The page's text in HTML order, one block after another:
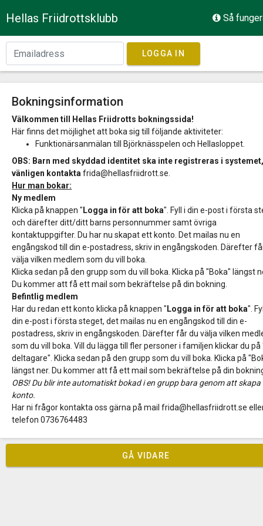
Hellas Friidrottsklubb Så
LOGGA IN
Bokningsinformation
Välkommen till Hellas Friidrotts bokningssida!
Här finns det möjlighet att boka sig till följande aktiviteter:
Funktionärsanmälan till Björknässpelen och Hellasloppet.
OBS: Barn med skyddad identitet ska inte registreras i
vänligen kontakta frida@hellasfriidrott.se.
Hur man bokar:
Ny medlem
Klicka på knappen " Logga in för att boka". Fyll i din e-post i första
och därefter ditt/ditt barns personnummer samt övriga
kontaktuppgifter. Du har nu skapat ett konto. Det mailas nu en
engångskod till din e-postadress, skriv in engångskoden. Därefter
välja vilken medlem som du vill boka.
Klicka sedan på den grupp som du vill boka. Klicka på "Boka" längst
Du kommer att få ett mail som bekräftelse på din bokning.
Befintlig medlem
Har du redan ett konto klicka på knappen " Logga in för att boka".
din e-post i första steget, det mailas nu en engångskod till din e-
postadress, skriv in engångskoden. Därefter får du välja vilken
som du vill boka. Vill du lägga till fler personer i familjen klickar du på
deltagare". Klicka sedan på den grupp som du vill boka. Klicka på
längst ner. Du kommer att få ett mail som bekräftelse på din
OBS! Du blir inte automatiskt bokad i en grupp bara genom att skapa
konto.
Har ni frågor kontakta oss gärna på mail frida@hellasfriidrott.se
telefon 0736764483
GÅ VIDARE